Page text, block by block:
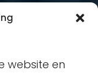
website en